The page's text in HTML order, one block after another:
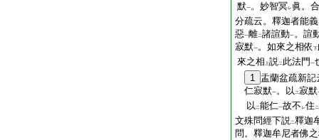
默一。妙智冥レ眞。合
分疏云。釋迦者能
惡一離二諸諠動一。諠
寂默一。如來之相依 下
來之相
上説二 此法門 一
1 盂蘭盆疏新記
仁寂默一。以 二寂默
以 二能仁一故不 レ住 二
文殊問經下説二釋迦
問。釋迦牟尼者佛